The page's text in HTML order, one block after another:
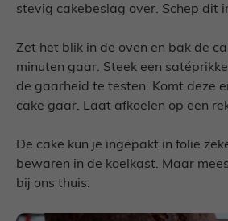
stevig cakebeslag over. Schep dit
Zet het blik in de oven en bak de
minuten gaar. Steek een
de gaarheid te testen. Komt deze
cake gaar. Laat afkoelen op een
De cake kun je ingepakt in folie
bewaren in de koelkast. Maar
bij ons thuis.